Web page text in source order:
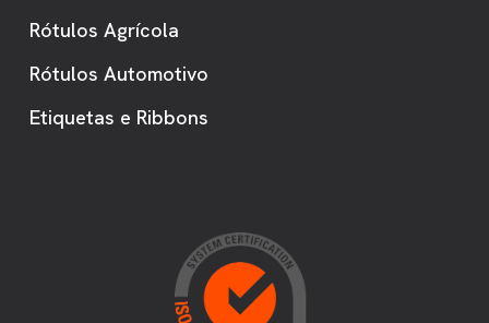
Rótulos Agrícola
Rótulos Automotivo
Etiquetas e Ribbons